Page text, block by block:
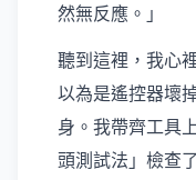
然無反應。」
聽到這裡，我心
以為是遙控器壞
身。我帶齊工具
頭測試法」檢查